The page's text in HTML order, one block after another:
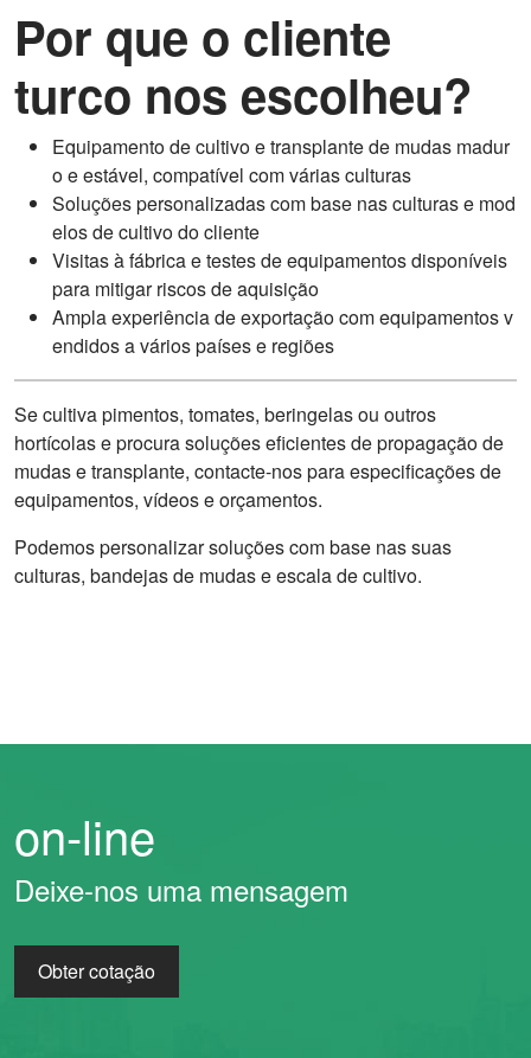
Por que o cliente
turco nos escolheu?
Equipamento de cultivo e transplante de mudas madur
o e estável, compatível com várias culturas
Soluções personalizadas com base nas culturas e mod
elos de cultivo do cliente
Visitas à fábrica e testes de equipamentos disponíveis
para mitigar riscos de aquisição
Ampla experiência de exportação com equipamentos v
endidos a vários países e regiões
Se cultiva pimentos, tomates, beringelas ou outros
hortícolas e procura soluções eficientes de propagação de
mudas e transplante, contacte-nos para especificações de
equipamentos, vídeos e orçamentos.
Podemos personalizar soluções com base nas suas
culturas, bandejas de mudas e escala de cultivo.
on-line
Deixe-nos uma mensagem
Obter cotação